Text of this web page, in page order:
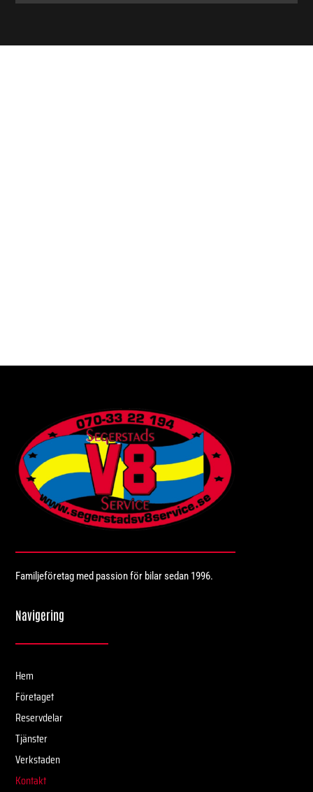
Familjeföretag med passion för bilar sedan 1996.
Navigering
Hem
Företaget
Reservdelar
Tjänster
Verkstaden
Kontakt